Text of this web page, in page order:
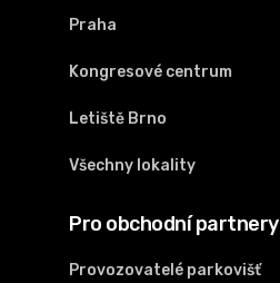
Praha
Kongresové centrum
Letiště Brno
Všechny lokality
Pro obchodní partnery
Provozovatelé parkovišť